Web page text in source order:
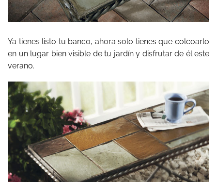
Ya tienes listo tu banco, ahora solo tienes que colcoarlo
en un lugar bien visible de tu jardín y disfrutar de él este
verano.